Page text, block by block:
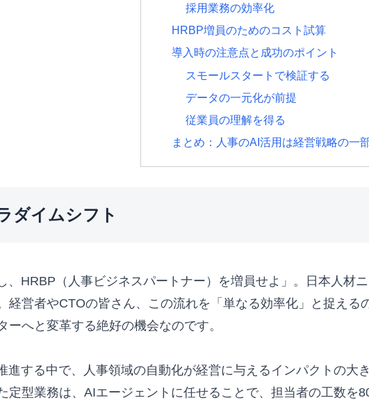
採用業務の効率化
HRBP増員のためのコスト試算
導入時の注意点と成功のポイント
スモールスタートで検証する
データの一元化が前提
従業員の理解を得る
まとめ：人事のAI活用は経営戦略の一
ダイムシフト
、HRBP（人事ビジネスパートナー）を増員せよ」。日本人材
経営者やCTOの皆さん、この流れを「単なる効率化」と捉え
ーへと変革する絶好の機会なのです。
進する中で、人事領域の自動化が経営に与えるインパクトの大
定型業務は、AIエージェントに任せることで、担当者の工数